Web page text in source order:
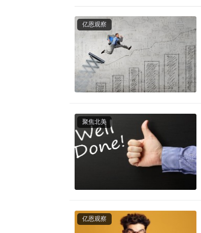
亿恩观察
聚焦北美
亿恩观察